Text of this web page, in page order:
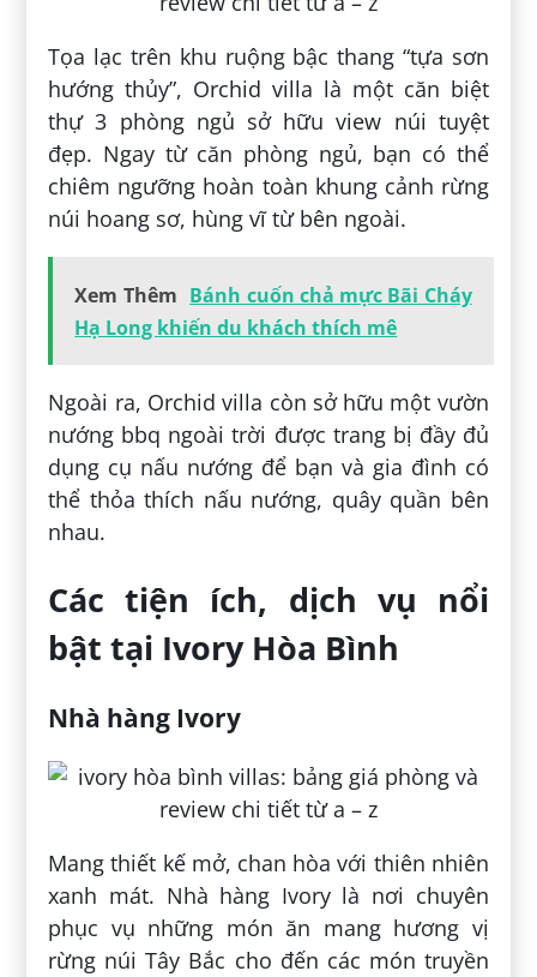
Tọa lạc trên khu ruộng bậc thang “tựa sơn
hướng thủy”, Orchid villa là một căn biệt
thự 3 phòng ngủ sở hữu view núi tuyệt
đẹp. Ngay từ căn phòng ngủ, bạn có thể
chiêm ngưỡng hoàn toàn khung cảnh rừng
núi hoang sơ, hùng vĩ từ bên ngoài.
Xem Thêm Bánh cuốn chả mực Bãi Cháy
Hạ Long khiến du khách thích mê
Ngoài ra, Orchid villa còn sở hữu một vườn
nướng bbq ngoài trời được trang bị đầy đủ
dụng cụ nấu nướng để bạn và gia đình có
thể thỏa thích nấu nướng, quây quần bên
nhau.
Các tiện ích, dịch vụ nổi
bật tại Ivory Hòa Bình
Nhà hàng Ivory
Mang thiết kế mở, chan hòa với thiên nhiên
xanh mát. Nhà hàng Ivory là nơi chuyên
phục vụ những món ăn mang hương vị
rừng núi Tây Bắc cho đến các món truyền